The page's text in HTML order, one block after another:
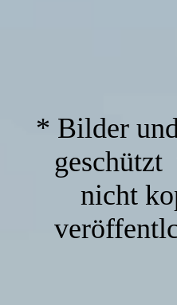
* Bilder
nicht